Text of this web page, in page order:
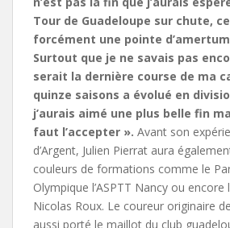
Tour de Guadeloupe sur chute,
forcément une pointe
Surtout que je ne savais pas
serait la dernière course de ma
quinze saisons a évolué en
j’aurais aimé une plus belle fin
faut l’accepter ». Avant son
d’Argent, Julien Pierrat aura
couleurs de formations comme le
Olympique l’ASPTT Nancy ou
Nicolas Roux. Le coureur originaire
aussi porté le maillot du club